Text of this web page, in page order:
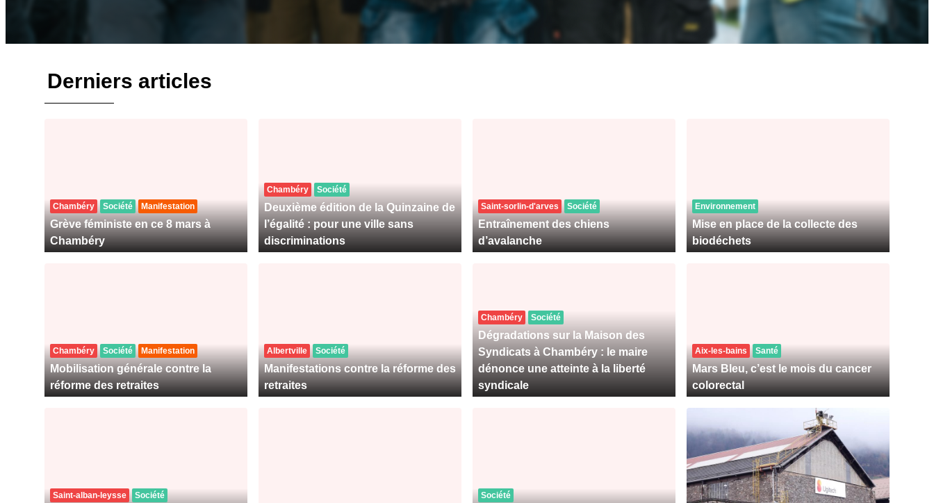
Derniers articles
Chambéry Société Manifestation
Grève féministe en ce 8 mars à
Chambéry
Chambéry Société
Deuxième édition de la Quinzaine de
l’égalité : pour une ville sans
discriminations
Saint-sorlin-d'arves Société
Entraînement des chiens
d’avalanche
Environnement
Mise en place de la collecte des
biodéchets
Chambéry Société Manifestation
Mobilisation générale contre la
réforme des retraites
Albertville Société
Manifestations contre la réforme des
retraites
Chambéry Société
Dégradations sur la Maison des
Syndicats à Chambéry : le maire
dénonce une atteinte à la liberté
syndicale
Aix-les-bains Santé
Mars Bleu, c’est le mois du cancer
colorectal
Saint-alban-leysse Société Société